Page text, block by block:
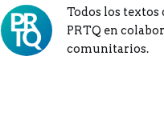
Todos los textos
PRTQ en
comunitarios.